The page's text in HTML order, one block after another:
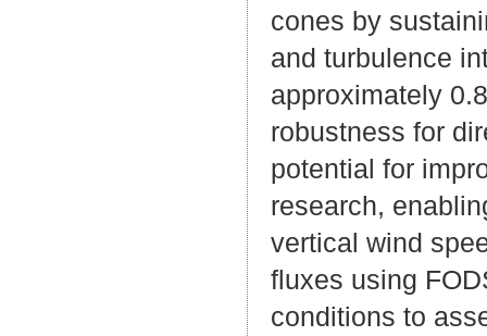
cones by
and turbulence
approximately
robustness for
potential for
research,
vertical wind
fluxes using
conditions to